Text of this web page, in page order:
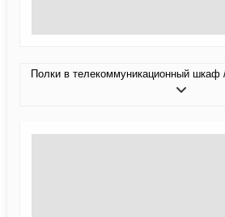
Полки в телекоммуникационный шкаф